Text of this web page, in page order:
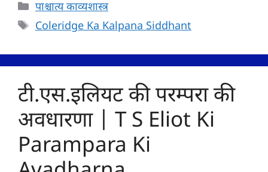
Categories
पाश्चात्य काव्यशास्त्र
Tags
Coleridge Ka Kalpana Siddhant
टी.एस.इलियट की परम्परा की
अवधारणा | T S Eliot Ki
Parampara Ki